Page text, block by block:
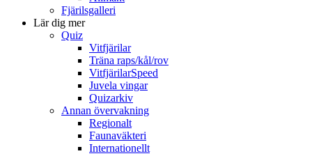
Fjärilsgalleri
Lär dig mer
Quiz
Vitfjärilar
Träna raps/kål/rov
VitfjärilarSpeed
Juvela vingar
Quizarkiv
Annan övervakning
Regionalt
Faunaväkteri
Internationellt